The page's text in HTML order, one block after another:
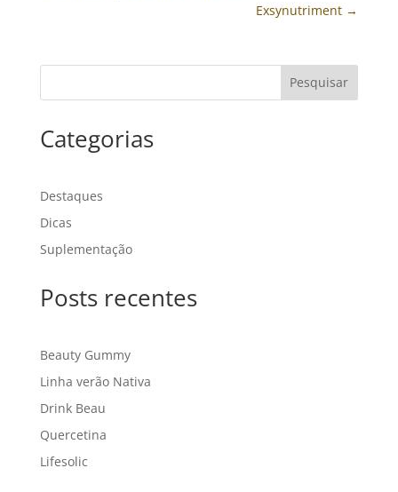
Exsynutriment →
Pesquisar
Categorias
Destaques
Dicas
Suplementação
Posts recentes
Beauty Gummy
Linha verão Nativa
Drink Beau
Quercetina
Lifesolic